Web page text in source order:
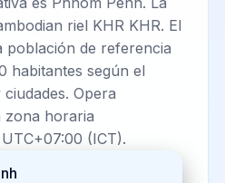
riel KHR KHR. El
población de referencia
habitantes según el
Opera
zona horaria
(ICT).